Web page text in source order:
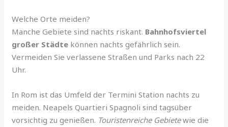
Welche Orte meiden?
Manche Gebiete sind nachts riskant. Bahnhofsviertel
großer Städte können nachts gefährlich sein.
Vermeiden Sie verlassene Straßen und Parks nach 22
Uhr.
In Rom ist das Umfeld der Termini Station nachts zu
meiden. Neapels Quartieri Spagnoli sind tagsüber
vorsichtig zu genießen. Touristenreiche Gebietewie die